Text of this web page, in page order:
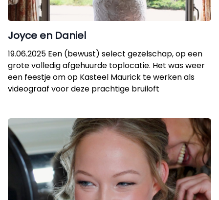
Joyce en Daniel
19.06.2025 Een (bewust) select gezelschap, op een
grote volledig afgehuurde toplocatie. Het was weer
een feestje om op Kasteel Maurick te werken als
videograaf voor deze prachtige bruiloft